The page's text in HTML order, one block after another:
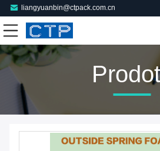
liangyuanbin@ctpack.com.cn